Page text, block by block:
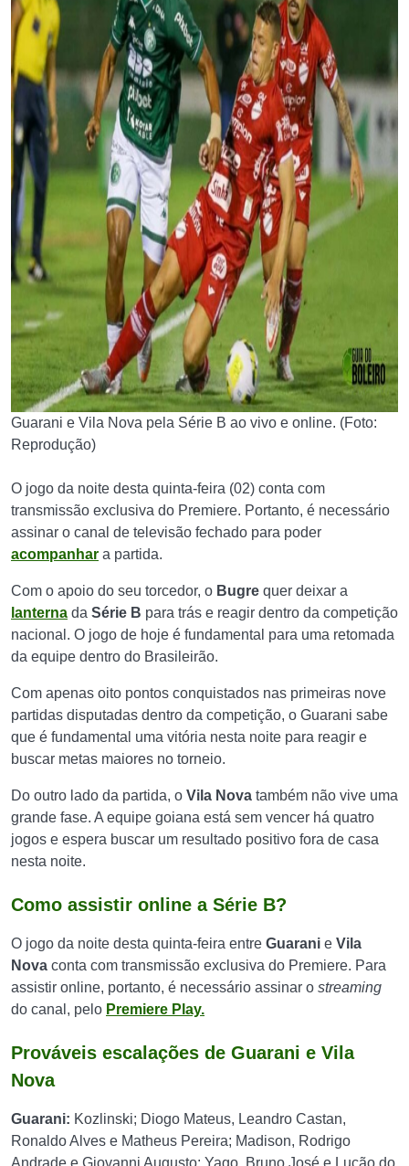
Guarani e Vila Nova pela Série B ao vivo e online. (Foto:
Reprodução)
O jogo da noite desta quinta-feira (02) conta com
transmissão exclusiva do Premiere. Portanto, é necessário
assinar o canal de televisão fechado para poder
acompanhar a partida.
Com o apoio do seu torcedor, o Bugre quer deixar a
lanterna da Série B para trás e reagir dentro da competição
nacional. O jogo de hoje é fundamental para uma retomada
da equipe dentro do Brasileirão.
Com apenas oito pontos conquistados nas primeiras nove
partidas disputadas dentro da competição, o Guarani sabe
que é fundamental uma vitória nesta noite para reagir e
buscar metas maiores no torneio.
Do outro lado da partida, o Vila Nova também não vive uma
grande fase. A equipe goiana está sem vencer há quatro
jogos e espera buscar um resultado positivo fora de casa
nesta noite.
Como assistir online a Série B?
O jogo da noite desta quinta-feira entre Guarani e Vila
Nova conta com transmissão exclusiva do Premiere. Para
assistir online, portanto, é necessário assinar o streaming
do canal, pelo Premiere Play.
Prováveis escalações de Guarani e Vila
Nova
Guarani: Kozlinski; Diogo Mateus, Leandro Castan,
Ronaldo Alves e Matheus Pereira; Madison, Rodrigo
Andrade e Giovanni Augusto; Yago, Bruno José e Lucão do